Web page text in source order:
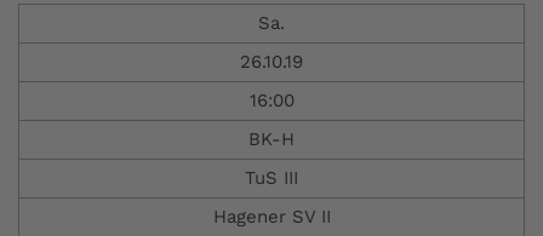
Sa.
26.10.19
16:00
BK-H
TuS III
Hagener SV II